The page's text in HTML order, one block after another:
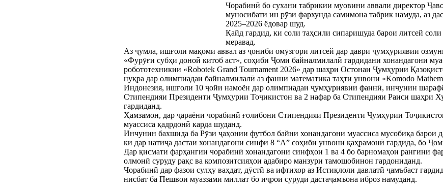
Чорабинӣ бо сухани табрикии муовини аввали директор
муносибати ин рӯзи фархунда самимона табрик намуда, аз
2025–2026 ёдовар шуд.
Қайд гардид, ки соли таҳсили сипаришуда барои литсей
меравад.
Аз ҷумла, ишғоли мақоми аввал аз ҷониби омӯзгори литсей дар даври ҷумҳуриявии
«Фурӯғи субҳи доноӣ китоб аст», соҳиби Ҷоми байналмилалӣ гардидани хонандагони
робототехникии «Robotek Grand Tournament 2026» дар шаҳри Остонаи Ҷумҳурии
нуқра дар олимпиадаи байналмилалӣ аз фанни математика таҳти унвони «Komodo
Индонезия, ишғоли 10 ҷойи намоён дар олимпиадаи ҷумҳуриявии фаннӣ, инчунин
Стипендияи Президенти Ҷумҳурии Тоҷикистон ва 2 нафар ба Стипендияи Раиси шаҳри
гардиданд.
Ҳамзамон, дар ҷараёни чорабинӣ ғолибони Стипендияи Президенти Ҷумҳурии
муассиса қадрдонӣ карда шуданд.
Инчунин бахшида ба Рӯзи ҷаҳонии футбол байни хонандагони муассиса мусобиқа барои
ки дар натиҷа дастаи хонандагони синфи 8 “А” соҳиби унвони қаҳрамонӣ гардида, бо
Дар қисмати фарҳангии чорабинӣ хонандагони синфҳои 1 ва 4 бо барномаҳои рангини
олмонӣ суруду рақс ва композитсияҳои адабиро манзури тамошобинон гардониданд.
Чорабинӣ дар фазои сулҳу ваҳдат, дӯстӣ ва ифтихор аз Истиқлоли давлатӣ ҷамъбаст
нисбат ба Пешвои муаззами миллат бо иҷрои суруди дастаҷамъона иброз намуданд.